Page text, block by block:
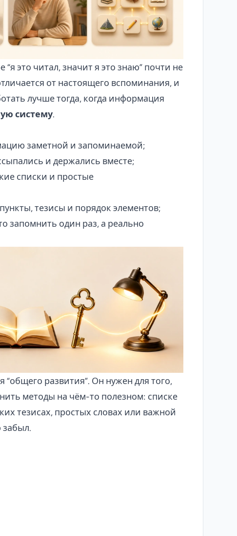
это читал, значит я это знаю” почти не
от настоящего вспоминания, и
лучше тогда, когда информация
систему
заметной и запоминаемой;
и держались вместе;
списки и простые
тезисы и порядок элементов;
запомнить один раз, а реально
“общего развития”. Он нужен для того,
методы на чём-то полезном: списке
тезисах, простых словах или важной